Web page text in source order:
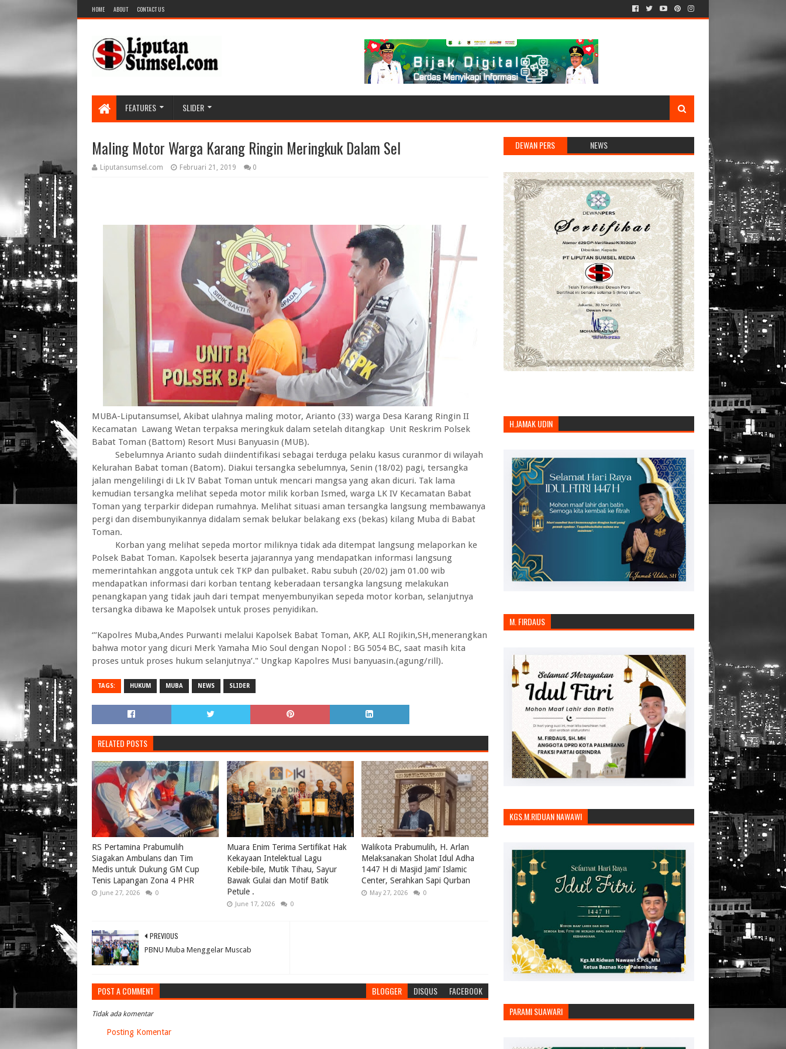
HOME ABOUT CONTACT US
FEATURES SLIDER
Maling Motor Warga Karang Ringin Meringkuk Dalam Sel
Liputansumsel.com Februari 21, 2019 0
MUBA-Liputansumsel, Akibat ulahnya maling motor, Arianto (33) warga Desa Karang Ringin II
Kecamatan Lawang Wetan terpaksa meringkuk dalam setelah ditangkap Unit Reskrim Polsek
Babat Toman (Battom) Resort Musi Banyuasin (MUB).
Sebelumnya Arianto sudah diindentifikasi sebagai terduga pelaku kasus curanmor di wilayah
Kelurahan Babat toman (Batom). Diakui tersangka sebelumnya, Senin (18/02) pagi, tersangka
jalan mengelilingi di Lk IV Babat Toman untuk mencari mangsa yang akan dicuri. Tak lama
kemudian tersangka melihat sepeda motor milik korban Ismed, warga LK IV Kecamatan Babat
Toman yang terparkir didepan rumahnya. Melihat situasi aman tersangka langsung membawanya
pergi dan disembunyikannya didalam semak belukar belakang exs (bekas) kilang Muba di Babat
Toman.
Korban yang melihat sepeda mortor miliknya tidak ada ditempat langsung melaporkan ke
Polsek Babat Toman. Kapolsek beserta jajarannya yang mendapatkan informasi langsung
memerintahkan anggota untuk cek TKP dan pulbaket. Rabu subuh (20/02) jam 01.00 wib
mendapatkan informasi dari korban tentang keberadaan tersangka langsung melakukan
penangkapan yang tidak jauh dari tempat menyembunyikan sepeda motor korban, selanjutnya
tersangka dibawa ke Mapolsek untuk proses penyidikan.
‘’’Kapolres Muba,Andes Purwanti melalui Kapolsek Babat Toman, AKP, ALI Rojikin,SH,menerangkan
bahwa motor yang dicuri Merk Yamaha Mio Soul dengan Nopol : BG 5054 BC, saat masih kita
proses untuk proses hukum selanjutnya’." Ungkap Kapolres Musi banyuasin.(agung/rill).
TAGS: HUKUM MUBA NEWS SLIDER
RELATED POSTS
RS Pertamina Prabumulih
Siagakan Ambulans dan Tim
Medis untuk Dukung GM Cup
Tenis Lapangan Zona 4 PHR
June 27, 2026 0
Muara Enim Terima Sertifikat Hak
Kekayaan Intelektual Lagu
Kebile-bile, Mutik Tihau, Sayur
Bawak Gulai dan Motif Batik
Petule .
June 17, 2026 0
Walikota Prabumulih, H. Arlan
Melaksanakan Sholat Idul Adha
1447 H di Masjid Jami’ Islamic
Center, Serahkan Sapi Qurban
May 27, 2026 0
PREVIOUS
PBNU Muba Menggelar Muscab
POST A COMMENT BLOGGER DISQUS FACEBOOK
Tidak ada komentar
Posting Komentar
DEWAN PERS NEWS
H.JAMAK UDIN
M. FIRDAUS
KGS.M.RIDUAN NAWAWI
PARAMI SUAWARI